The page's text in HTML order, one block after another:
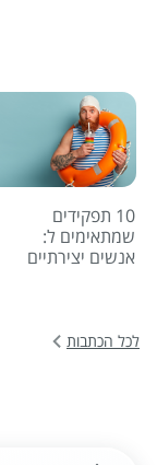
10 תפקידים
שמתאימים ל:
אנשים יצירתיים
לכל הכתבות